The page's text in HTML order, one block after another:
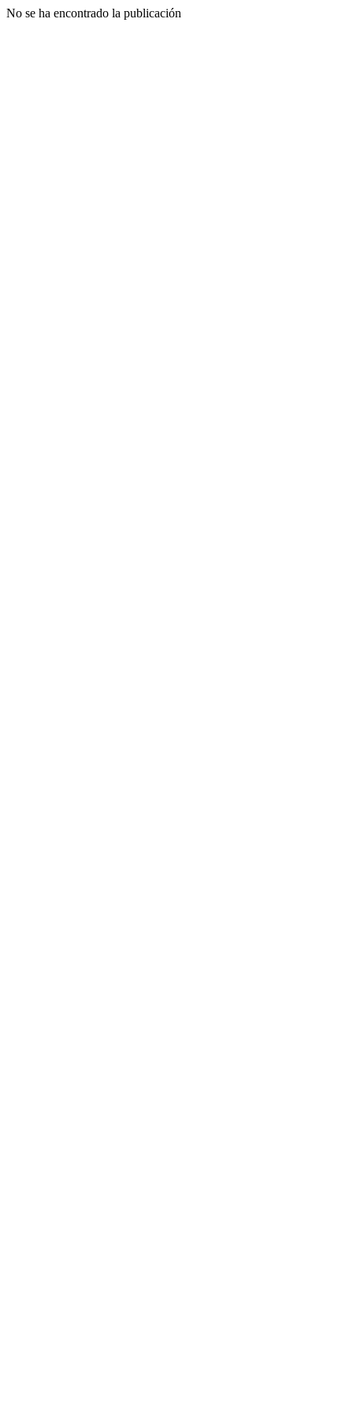
No se ha encontrado la publicación